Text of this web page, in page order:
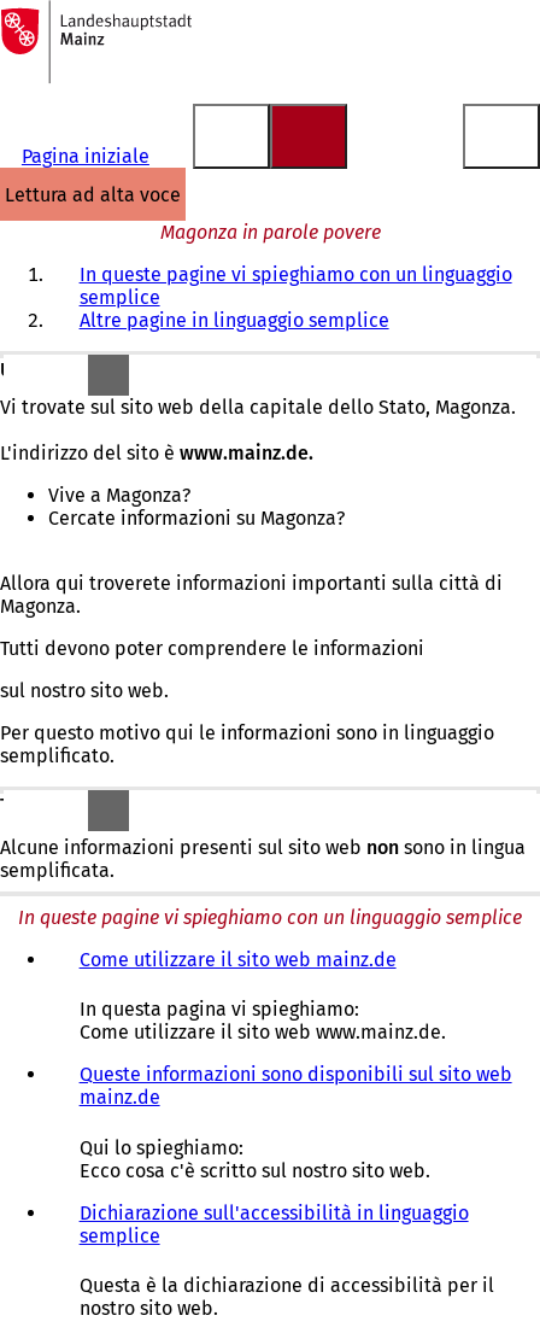
Vai al contenuto
Alla
pagina
iniziale
Pagina iniziale
lettura ad alta voce
Magonza in parole povere
In queste pagine vi spieghiamo con un linguaggio
semplice
Altre pagine in linguaggio semplice
Un caloroso benvenuto!
Vi trovate sul sito web della capitale dello Stato, Magonza.
L'indirizzo del sito è www.mainz.de.
Vive a Magonza?
Cercate informazioni su Magonza?
Allora qui troverete informazioni importanti sulla città di
Magonza.
Tutti devono poter comprendere le informazioni
sul nostro sito web.
Per questo motivo qui le informazioni sono in linguaggio
semplificato.
TUTTAVIA:
Alcune informazioni presenti sul sito web non sono in lingua
semplificata.
In queste pagine vi spieghiamo con un linguaggio semplice
Come utilizzare il sito web mainz.de
In questa pagina vi spieghiamo:
Come utilizzare il sito web www.mainz.de.
Queste informazioni sono disponibili sul sito web
mainz.de
Qui lo spieghiamo:
Ecco cosa c'è scritto sul nostro sito web.
Dichiarazione sull'accessibilità in linguaggio
semplice
Questa è la dichiarazione di accessibilità per il
nostro sito web.